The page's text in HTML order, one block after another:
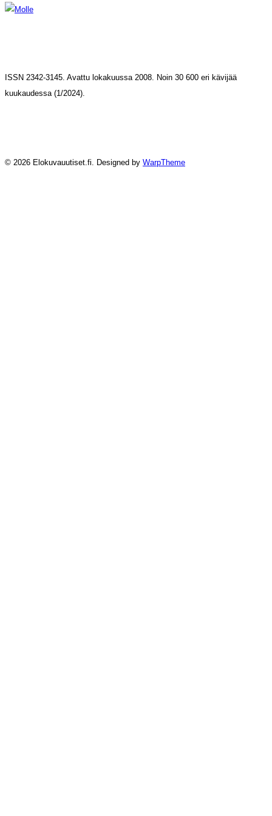
ISSN 2342-3145. Avattu lokakuussa 2008. Noin 30 600 eri kävijää
kuukaudessa (1/2024).
© 2026 Elokuvauutiset.fi. Designed by WarpTheme